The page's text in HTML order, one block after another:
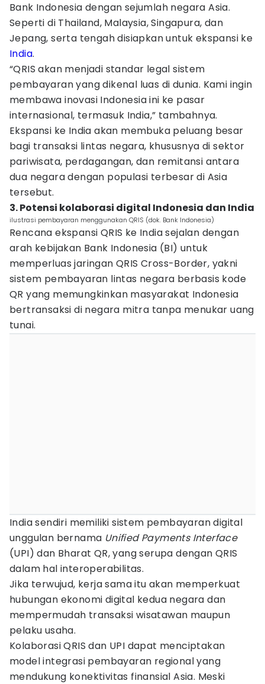
Bank Indonesia dengan sejumlah negara Asia.
Seperti di Thailand, Malaysia, Singapura, dan
Jepang, serta tengah disiapkan untuk ekspansi ke
India.
“QRIS akan menjadi standar legal sistem
pembayaran yang dikenal luas di dunia. Kami ingin
membawa inovasi Indonesia ini ke pasar
internasional, termasuk India,” tambahnya.
Ekspansi ke India akan membuka peluang besar
bagi transaksi lintas negara, khususnya di sektor
pariwisata, perdagangan, dan remitansi antara
dua negara dengan populasi terbesar di Asia
tersebut.
3. Potensi kolaborasi digital Indonesia dan India
ilustrasi pembayaran menggunakan QRIS (dok. Bank Indonesia)
Rencana ekspansi QRIS ke India sejalan dengan
arah kebijakan Bank Indonesia (BI) untuk
memperluas jaringan QRIS Cross-Border, yakni
sistem pembayaran lintas negara berbasis kode
QR yang memungkinkan masyarakat Indonesia
bertransaksi di negara mitra tanpa menukar uang
tunai.
India sendiri memiliki sistem pembayaran digital
unggulan bernama Unified Payments Interface
(UPI) dan Bharat QR, yang serupa dengan QRIS
dalam hal interoperabilitas.
Jika terwujud, kerja sama itu akan memperkuat
hubungan ekonomi digital kedua negara dan
mempermudah transaksi wisatawan maupun
pelaku usaha.
Kolaborasi QRIS dan UPI dapat menciptakan
model integrasi pembayaran regional yang
mendukung konektivitas finansial Asia. Meski